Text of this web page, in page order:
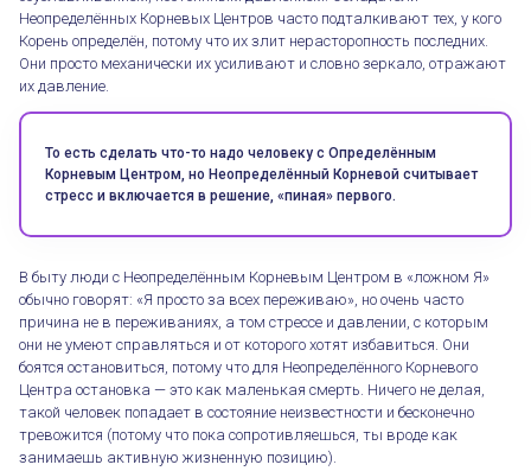
Неопределённых Корневых Центров часто подталкивают тех, у кого
Корень определён, потому что их злит нерасторопность последних.
Они просто механически их усиливают и словно зеркало, отражают
их давление.
То есть сделать что-то надо человеку с Определённым
Корневым Центром, но Неопределённый Корневой считывает
стресс и включается в решение, «пиная» первого.
В быту люди с Неопределённым Корневым Центром в «ложном Я»
обычно говорят: «Я просто за всех переживаю», но очень часто
причина не в переживаниях, а том стрессе и давлении, с которым
они не умеют справляться и от которого хотят избавиться. Они
боятся остановиться, потому что для Неопределённого Корневого
Центра остановка — это как маленькая смерть. Ничего не делая,
такой человек попадает в состояние неизвестности и бесконечно
тревожится (потому что пока сопротивляешься, ты вроде как
занимаешь активную жизненную позицию).